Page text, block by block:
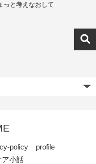
っと考えなおして
policy
profile
ア小話